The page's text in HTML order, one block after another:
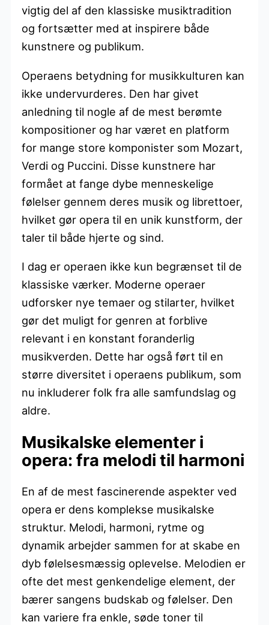
vigtig del af den klassiske musiktradition
og fortsætter med at inspirere både
kunstnere og publikum.
Operaens betydning for musikkulturen kan
ikke undervurderes. Den har givet
anledning til nogle af de mest berømte
kompositioner og har været en platform
for mange store komponister som Mozart,
Verdi og Puccini. Disse kunstnere har
formået at fange dybe menneskelige
følelser gennem deres musik og librettoer,
hvilket gør opera til en unik kunstform, der
taler til både hjerte og sind.
I dag er operaen ikke kun begrænset til de
klassiske værker. Moderne operaer
udforsker nye temaer og stilarter, hvilket
gør det muligt for genren at forblive
relevant i en konstant foranderlig
musikverden. Dette har også ført til en
større diversitet i operaens publikum, som
nu inkluderer folk fra alle samfundslag og
aldre.
Musikalske elementer i
opera: fra melodi til harmoni
En af de mest fascinerende aspekter ved
opera er dens komplekse musikalske
struktur. Melodi, harmoni, rytme og
dynamik arbejder sammen for at skabe en
dyb følelsesmæssig oplevelse. Melodien er
ofte det mest genkendelige element, der
bærer sangens budskab og følelser. Den
kan variere fra enkle, søde toner til